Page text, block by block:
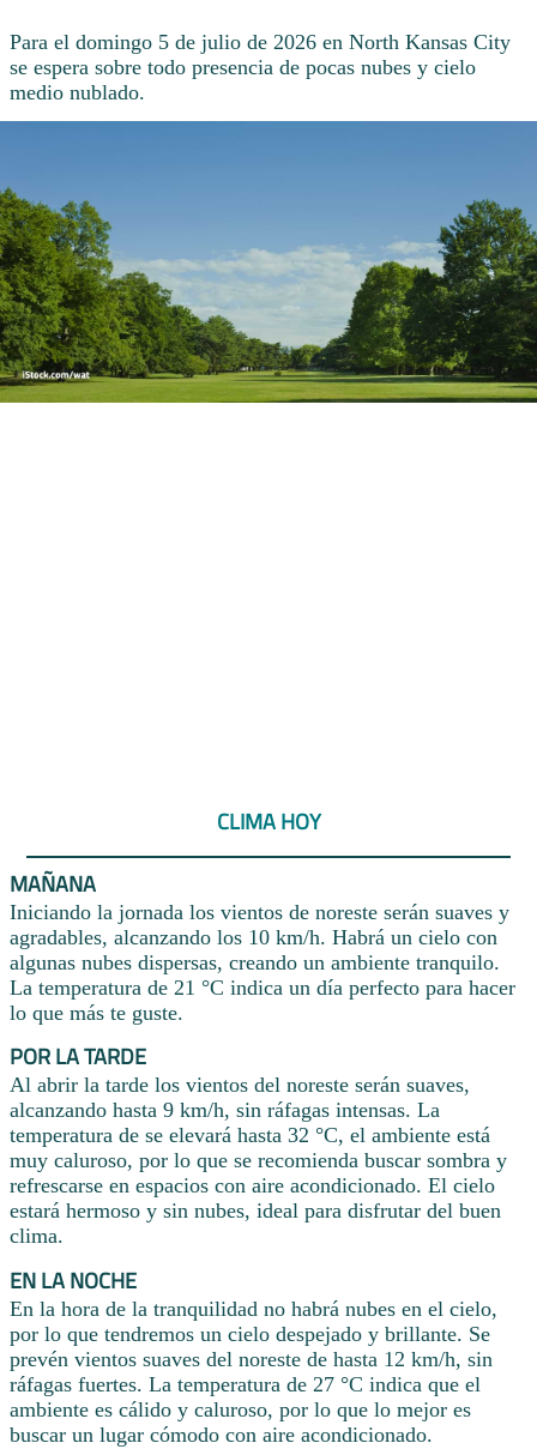
Para el domingo 5 de julio de 2026 en North Kansas City
se espera sobre todo presencia de pocas nubes y cielo
medio nublado.
CLIMA HOY
MAÑANA
Iniciando la jornada los vientos de noreste serán suaves y
agradables, alcanzando los 10 km/h. Habrá un cielo con
algunas nubes dispersas, creando un ambiente tranquilo.
La temperatura de 21 °C indica un día perfecto para hacer
lo que más te guste.
POR LA TARDE
Al abrir la tarde los vientos del noreste serán suaves,
alcanzando hasta 9 km/h, sin ráfagas intensas. La
temperatura de se elevará hasta 32 °C, el ambiente está
muy caluroso, por lo que se recomienda buscar sombra y
refrescarse en espacios con aire acondicionado. El cielo
estará hermoso y sin nubes, ideal para disfrutar del buen
clima.
EN LA NOCHE
En la hora de la tranquilidad no habrá nubes en el cielo,
por lo que tendremos un cielo despejado y brillante. Se
prevén vientos suaves del noreste de hasta 12 km/h, sin
ráfagas fuertes. La temperatura de 27 °C indica que el
ambiente es cálido y caluroso, por lo que lo mejor es
buscar un lugar cómodo con aire acondicionado.